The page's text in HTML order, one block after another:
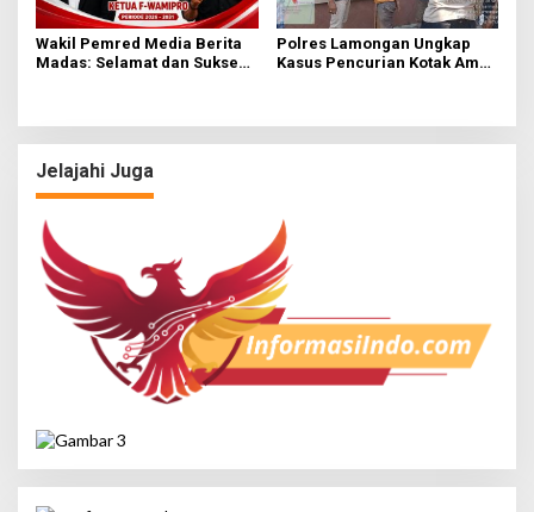
Wakil Pemred Media Berita
Madas: Selamat dan Sukses
Polres Lamongan Ungkap
Kasus Pencurian Kotak Amal
Jelajahi Juga